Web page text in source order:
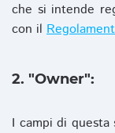
che si intende
con il
2. "Owner":
I campi di